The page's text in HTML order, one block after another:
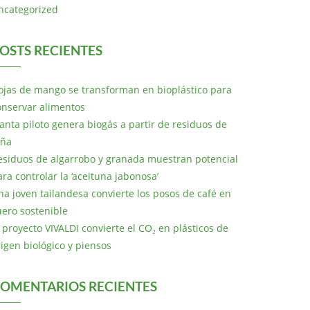
RECIENTES
de mango se transforman en bioplástico para
alimentos
piloto genera biogás a partir de residuos de
de algarrobo y granada muestran potencial
controlar la ‘aceituna jabonosa’
joven tailandesa convierte los posos de café en
sostenible
proyecto VIVALDI convierte el CO₂ en plásticos de
biológico y piensos
RECIENTES